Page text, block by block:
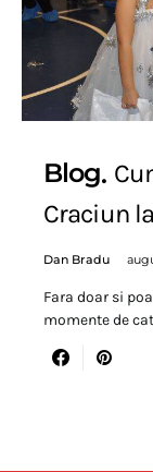
Blog
Craciun
Dan Bradu
Fara doar si
momente de